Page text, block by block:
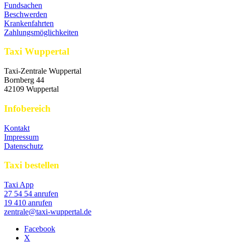
Fundsachen
Beschwerden
Krankenfahrten
Zahlungsmöglichkeiten
Taxi Wuppertal
Taxi-Zentrale Wuppertal
Bornberg 44
42109 Wuppertal
Infobereich
Kontakt
Impressum
Datenschutz
Taxi bestellen
Taxi App
27 54 54 anrufen
19 410 anrufen
zentrale@taxi-wuppertal.de
Facebook
X